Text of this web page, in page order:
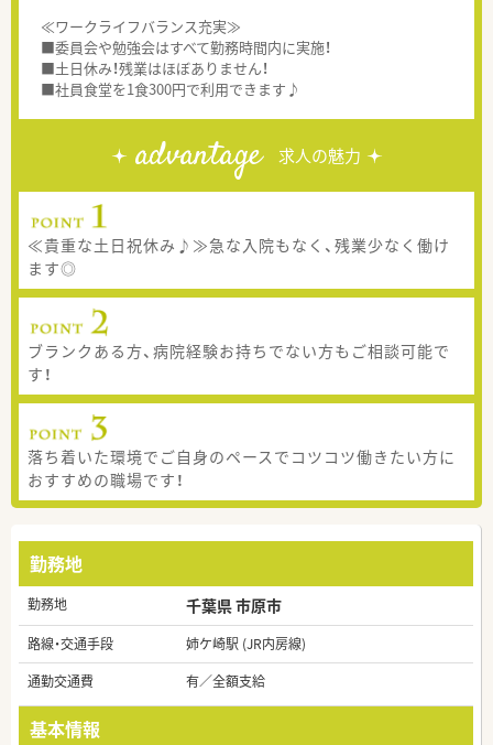
≪ワークライフバランス充実≫
■委員会や勉強会はすべて勤務時間内に実施！
■土日休み！残業はほぼありません！
■社員食堂を1食300円で利用できます♪
advantage 求人の魅力
≪貴重な土日祝休み♪≫急な入院もなく、残業少なく働け
ます◎
ブランクある方、病院経験お持ちでない方もご相談可能で
す！
落ち着いた環境でご自身のペースでコツコツ働きたい方に
おすすめの職場です！
勤務地
勤務地 千葉県 市原市
路線・交通手段
姉ケ崎駅 (JR内房線)
通勤交通費
有／全額支給
基本情報